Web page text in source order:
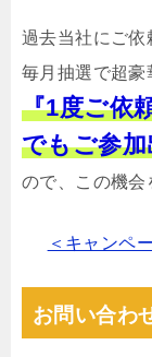
過去当社にご依
毎月抽選で超豪
『1度ご依
でもご参
ので、この機会
＜キャンペ
お問い合わ